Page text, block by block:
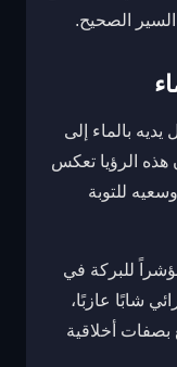
الصحيح.
بالماء إلى
هذه الرؤيا تعكس
للتوبة
للبركة في
شابًا عازبًا،
بصفات أخلاقية